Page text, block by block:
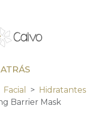
Facial
Hidratantes
Barrier Mask